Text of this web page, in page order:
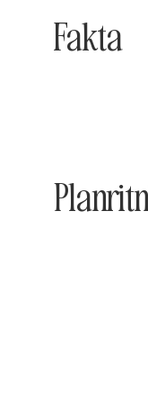
Fakta